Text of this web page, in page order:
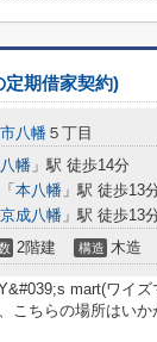
期借家契約)
八幡 ５丁目
幡 」駅 徒歩14分
「 本八幡 」駅 徒歩13
京成八幡 」駅 徒歩13
2階建 構造 木造
mart(ワイ
こちらの場所はいか